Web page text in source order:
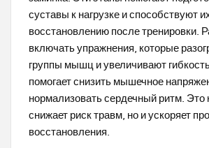
суставы к нагрузке и способствуют
восстановлению после тренировки.
включать упражнения, которые
группы мышц и увеличивают
помогает снизить мышечное
нормализовать сердечный ритм. Это
снижает риск травм, но и ускоряет
восстановления.